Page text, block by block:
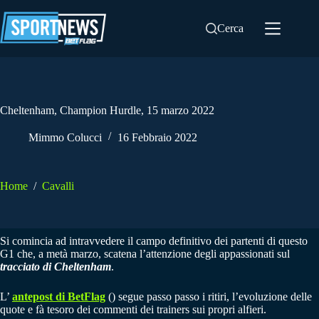
al
contenuto
Cerca
Cheltenham, Champion Hurdle, 15 marzo 2022
Mimmo Colucci 16 Febbraio 2022
Home / Cavalli
Si comincia ad intravvedere il campo definitivo dei partenti di questo
G1 che, a metà marzo, scatena l’attenzione degli appassionati sul
tracciato di Cheltenham.
L’ antepost di BetFlag () segue passo passo i ritiri, l’evoluzione delle
quote e fà tesoro dei commenti dei trainers sui propri alfieri.